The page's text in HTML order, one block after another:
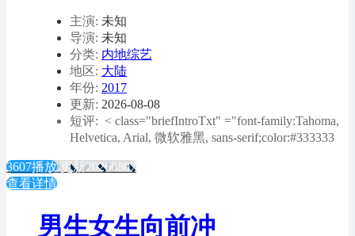
主演: 未知
导演: 未知
分类: 内地综艺
地区: 大陆
年份: 2017
更新: 2026-08-08
短评: < class="briefIntroTxt" ="font-family:Tahoma,
Helvetica, Arial, 微软雅黑, sans-serif;color:#333333
3607播放 更新20260807
查看详情
男生女生向前冲